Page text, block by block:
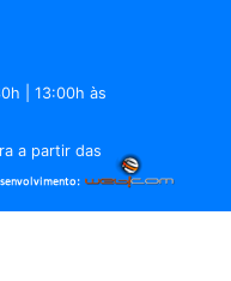
| 13:00h às
a partir das